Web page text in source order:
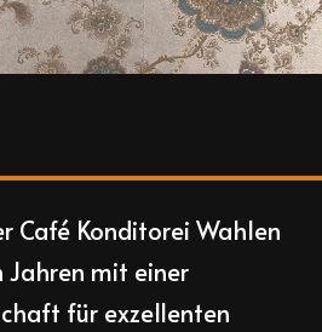
Café Konditorei Wahlen
Jahren mit einer
für exzellenten